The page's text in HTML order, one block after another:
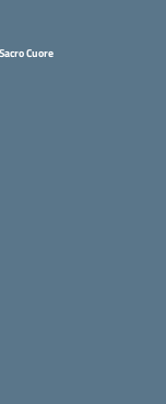
Cuore
iniziale della scuola